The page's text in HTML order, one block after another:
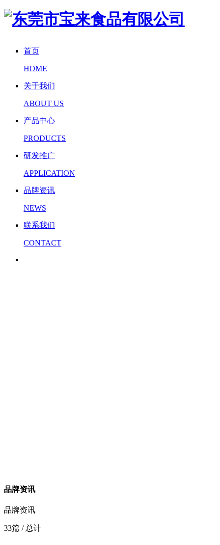
首页
HOME
关于我们
ABOUT US
产品中心
PRODUCTS
研发推广
APPLICATION
品牌资讯
NEWS
联系我们
CONTACT
品牌资讯
品牌资讯
33篇 / 总计